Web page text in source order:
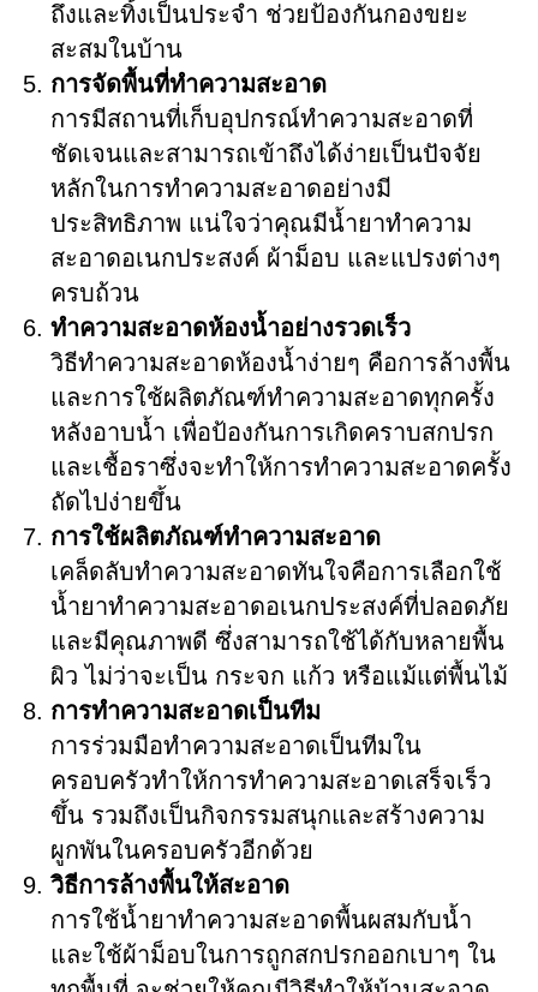
ถึงและทิ้งเป็นประจำ ช่วยป้องกันกองขยะ
สะสมในบ้าน
การจัดพื้นที่ทำความสะอาด
การมีสถานที่เก็บอุปกรณ์ทำความสะอาดที่
ชัดเจนและสามารถเข้าถึงได้ง่ายเป็นปัจจัย
หลักในการทำความสะอาดอย่างมี
ประสิทธิภาพ แน่ใจว่าคุณมีน้ำยาทำความ
สะอาดอเนกประสงค์ ผ้าม็อบ และแปรงต่างๆ
ครบถ้วน
ทำความสะอาดห้องน้ำอย่างรวดเร็ว
วิธีทำความสะอาดห้องน้ำง่ายๆ คือการล้างพื้น
และการใช้ผลิตภัณฑ์ทำความสะอาดทุกครั้ง
หลังอาบน้ำ เพื่อป้องกันการเกิดคราบสกปรก
และเชื้อราซึ่งจะทำให้การทำความสะอาดครั้ง
ถัดไปง่ายขึ้น
การใช้ผลิตภัณฑ์ทำความสะอาด
เคล็ดลับทำความสะอาดทันใจคือการเลือกใช้
น้ำยาทำความสะอาดอเนกประสงค์ที่ปลอดภัย
และมีคุณภาพดี ซึ่งสามารถใช้ได้กับหลายพื้น
ผิว ไม่ว่าจะเป็น กระจก แก้ว หรือแม้แต่พื้นไม้
การทำความสะอาดเป็นทีม
การร่วมมือทำความสะอาดเป็นทีมใน
ครอบครัวทำให้การทำความสะอาดเสร็จเร็ว
ขึ้น รวมถึงเป็นกิจกรรมสนุกและสร้างความ
ผูกพันในครอบครัวอีกด้วย
วิธีการล้างพื้นให้สะอาด
การใช้น้ำยาทำความสะอาดพื้นผสมกับน้ำ
และใช้ผ้าม็อบในการถูกสกปรกออกเบาๆ ใน